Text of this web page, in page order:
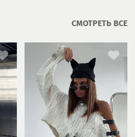
СМОТРЕТЬ ВСЕ